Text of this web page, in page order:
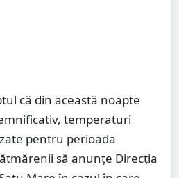
că din această noapte
temperaturi
pentru perioada
să anunțe Direcția